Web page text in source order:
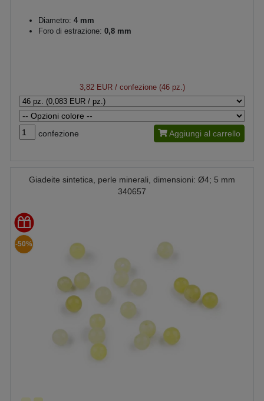
Diametro: 4 mm
Foro di estrazione: 0,8 mm
3,82 EUR/ confezione (46 pz.)
confezione Aggiungi al carrello
Giadeite sintetica, perle minerali, dimensioni: Ø4; 5 mm
340657
-50%